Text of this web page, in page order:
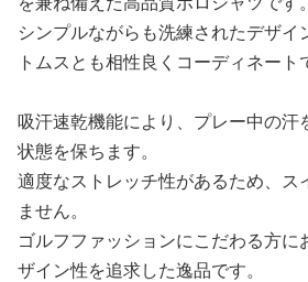
シンプルながらも洗練されたデザイ
トムスとも相性良くコーディネート
吸汗速乾機能により、プレー中の汗
状態を保ちます。
適度なストレッチ性があるため、ス
ません。
ゴルフファッションにこだわる方
ザイン性を追求した逸品です。